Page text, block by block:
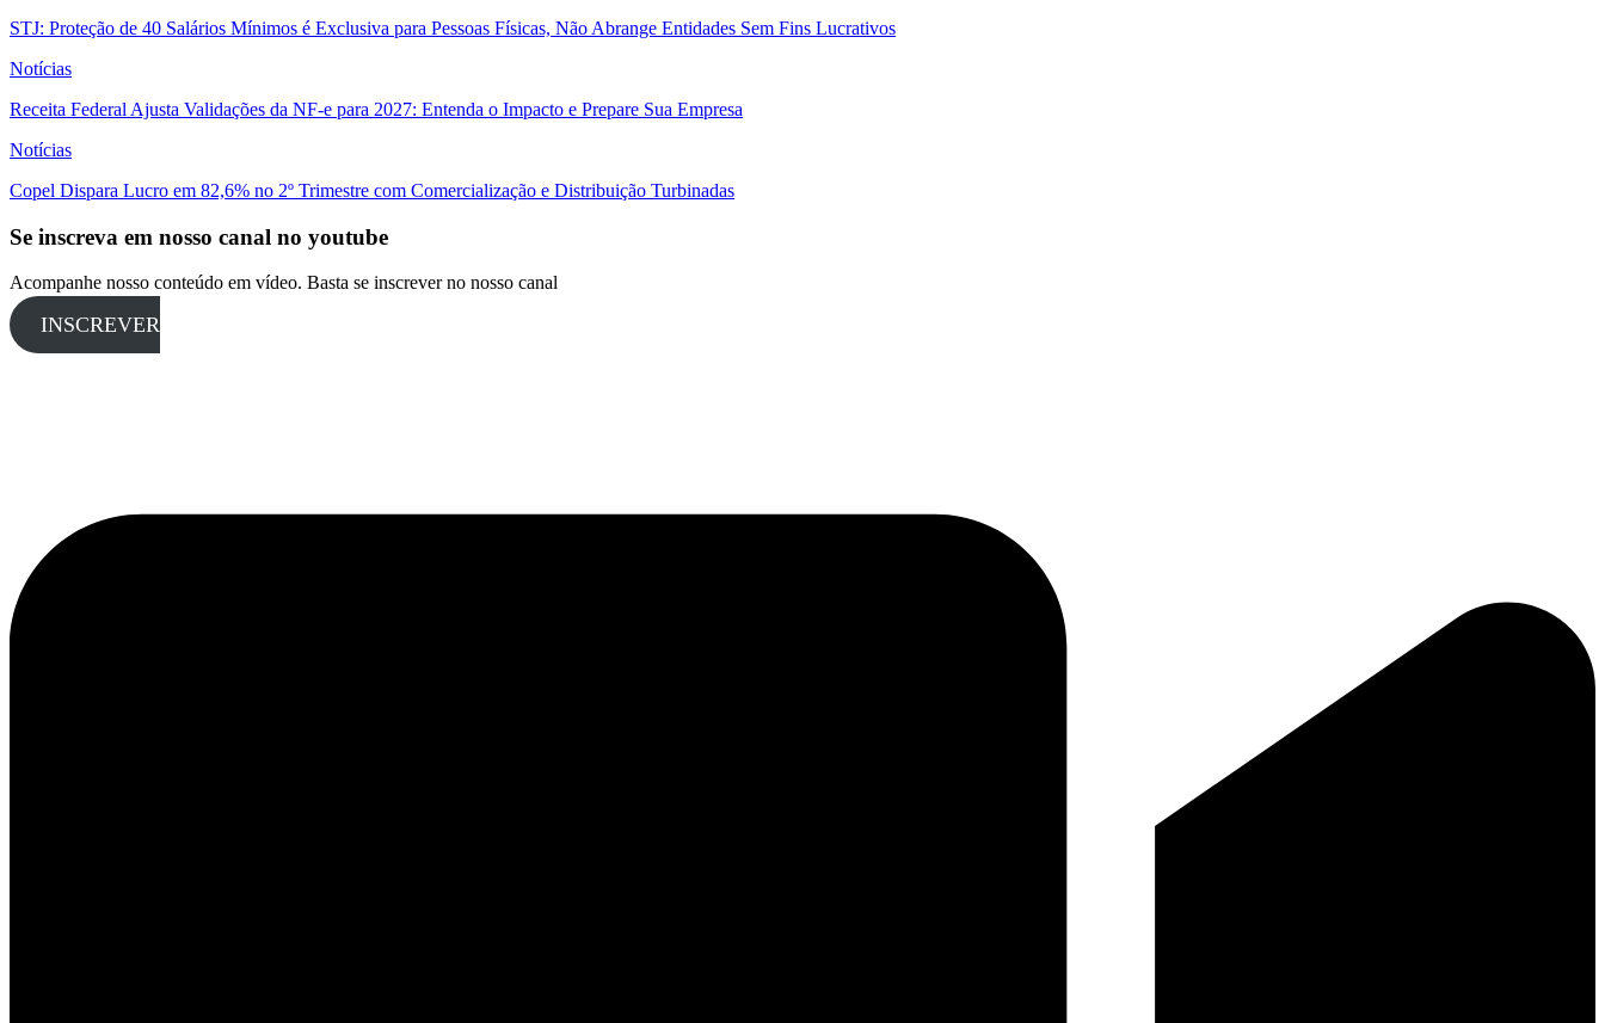
STJ: Proteção de 40 Salários Mínimos é Exclusiva para Pessoas Físicas, Não Abrange Entidades Sem Fins Lucrativos
Notícias
Receita Federal Ajusta Validações da NF-e para 2027: Entenda o Impacto e Prepare Sua Empresa
Notícias
Copel Dispara Lucro em 82,6% no 2º Trimestre com Comercialização e Distribuição Turbinadas
Se inscreva em nosso canal no youtube
Acompanhe nosso conteúdo em vídeo. Basta se inscrever no nosso canal
INSCREVER